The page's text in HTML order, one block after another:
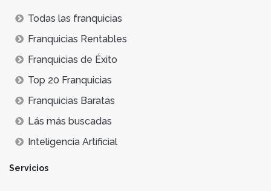
Todas las franquicias
Franquicias Rentables
Franquicias de Éxito
Top 20 Franquicias
Franquicias Baratas
Lás más buscadas
Inteligencia Artificial
Servicios